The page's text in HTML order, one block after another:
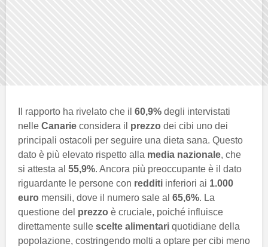
Il rapporto ha rivelato che il 60,9% degli intervistati
nelle Canarie considera il prezzo dei cibi uno dei
principali ostacoli per seguire una dieta sana. Questo
dato è più elevato rispetto alla media nazionale, che
si attesta al 55,9%. Ancora più preoccupante è il dato
riguardante le persone con redditi inferiori ai 1.000
euro mensili, dove il numero sale al 65,6%. La
questione del prezzo è cruciale, poiché influisce
direttamente sulle scelte alimentari quotidiane della
popolazione, costringendo molti a optare per cibi meno